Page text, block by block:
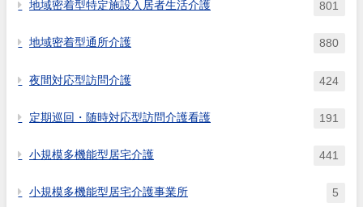
地域密着型特定施設入居者生活介護 801
地域密着型通所介護 880
夜間対応型訪問介護 424
定期巡回・随時対応型訪問介護看護 191
小規模多機能型居宅介護 441
小規模多機能型居宅介護事業所 5